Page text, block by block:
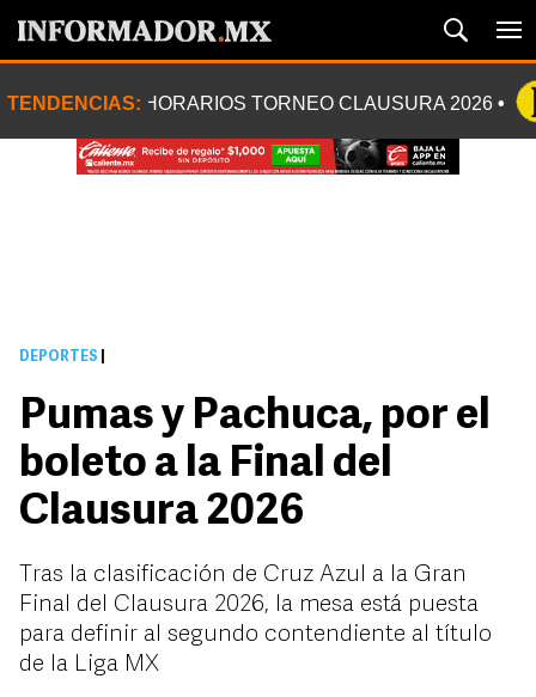
TENDENCIAS: HORARIOS TORNEO CLAUSURA 2026
DEPORTES
Pumas y Pachuca, por el
boleto a la Final del
Clausura 2026
Tras la clasificación de Cruz Azul a la Gran
Final del Clausura 2026, la mesa está puesta
para definir al segundo contendiente al título
de la Liga MX